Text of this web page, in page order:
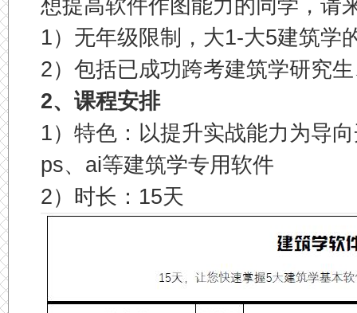
想提高软件作图能力的同学，请
1）无年级限制，大1-大5建筑学
2）包括已成功跨考建筑学研究
2、课程安排
1）特色：以提升实战能力为导
ps、ai等建筑学专用软件
2）时长：15天